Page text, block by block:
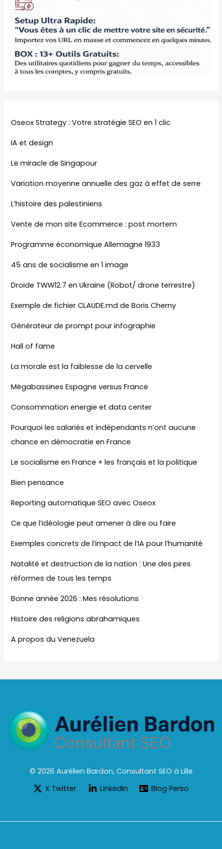
Oseox Strategy : Votre stratégie SEO en 1 clic
IA et design
Le miracle de Singapour
Variation moyenne annuelle des gaz à effet de serre
L’histoire des palestiniens
Vente de mon site Ecommerce : post mortem
Programme économique Allemagne 1933
45 ans de socialisme en 1 image
Droide TWW12.7 en Ukraine (Robot/ drone terrestre)
Exemple de fichier CLAUDE.md de Boris Cherny
Générateur de prompt pour infographie
Hall of fame
La morale est la faiblesse de la cervelle
Mégabassines Espagne versus France
Consommation energie et data center
Pourquoi les salariés et indépendants n’ont aucune
chance en démocratie en France
Le socialisme en France + les français et la politique
Bien pensance
Reporting automatique SEO avec Oseox
Ce que l’idéologie peut amener à dire ou faire
Exemples concrets de l’impact de l’IA pour l’humanité
Natalité et destruction de la nation : Une des pires
réformes de tous les temps
Bonne année 2026 : Mes résolutions
Histoire des religions abrahamiques
A propos du Venezuela
© 2026 Aurélien Bardon, Consultant SEO à Lille
X Twitter
LinkedIn Blog Perso